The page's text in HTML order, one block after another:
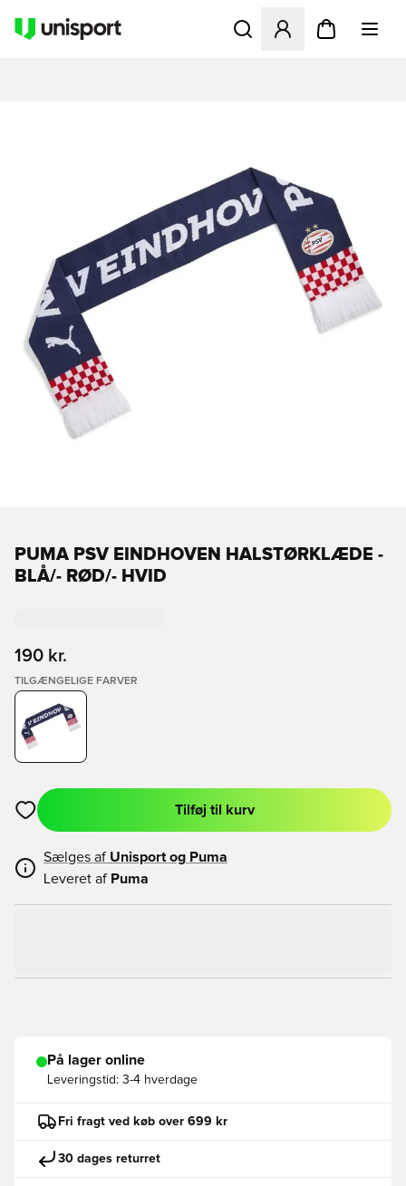
Åbner en Modal til at
PUMA PSV EINDHOVEN HALSTØRKLÆDE -
BLÅ/- RØD/- HVID
190 kr.
TILGÆNGELIGE FARVER
Åbner en Modal til at logge ind eller tilmelde dig som medlem
Tilføj til kurv
Sælges af Unisport og Puma
Leveret af Puma
På lager online
Leveringstid: 3-4 hverdage
Fri fragt ved køb over 699 kr
30 dages returret